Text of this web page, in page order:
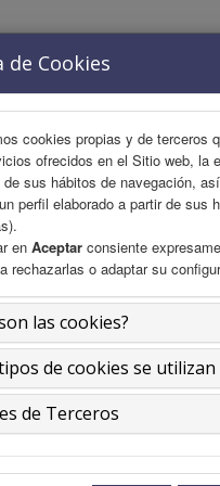
de Cookies
cookies propias y de terceros
ofrecidos en el Sitio web, la
sus hábitos de navegación,
perfil elaborado a partir de sus
en Aceptar consiente
rechazarlas o adaptar su
las cookies?
de cookies se
de Terceros
COMITÉS
la maternidad.